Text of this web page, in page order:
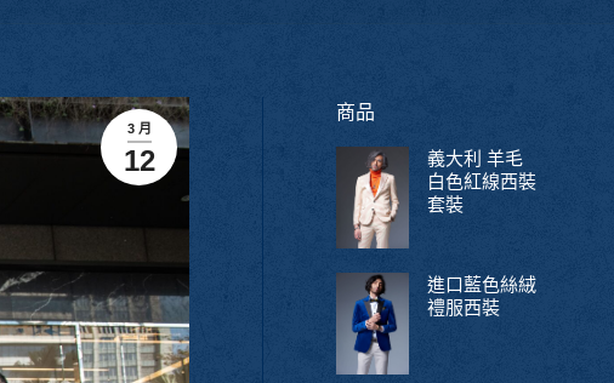
3 月
12
商品
義大利 羊毛
白色紅線西裝
套裝
進口藍色絲絨
禮服西裝